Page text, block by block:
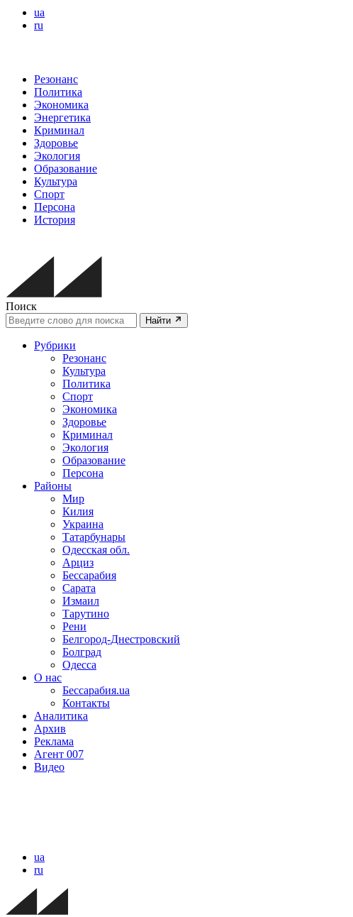
ua
ru
Резонанс
Политика
Экономика
Энергетика
Криминал
Здоровье
Экология
Образование
Культура
Спорт
Персона
История
Поиск
Найти
Рубрики
Резонанс
Культура
Политика
Спорт
Экономика
Здоровье
Криминал
Экология
Образование
Персона
Районы
Мир
Килия
Украина
Татарбунары
Одесская обл.
Арциз
Бессарабия
Сарата
Измаил
Тарутино
Рени
Белгород-Днестровский
Болград
Одесса
О нас
Бессарабия.ua
Контакты
Аналитика
Архив
Реклама
Агент 007
Видео
ua
ru